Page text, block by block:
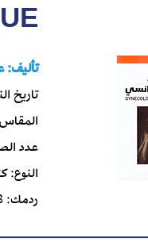
تأليف:
تاريخ
عدد
النوع:
ردمك: